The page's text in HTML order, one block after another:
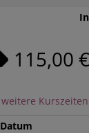
115,00 €
weitere Kurszeiten
Datum